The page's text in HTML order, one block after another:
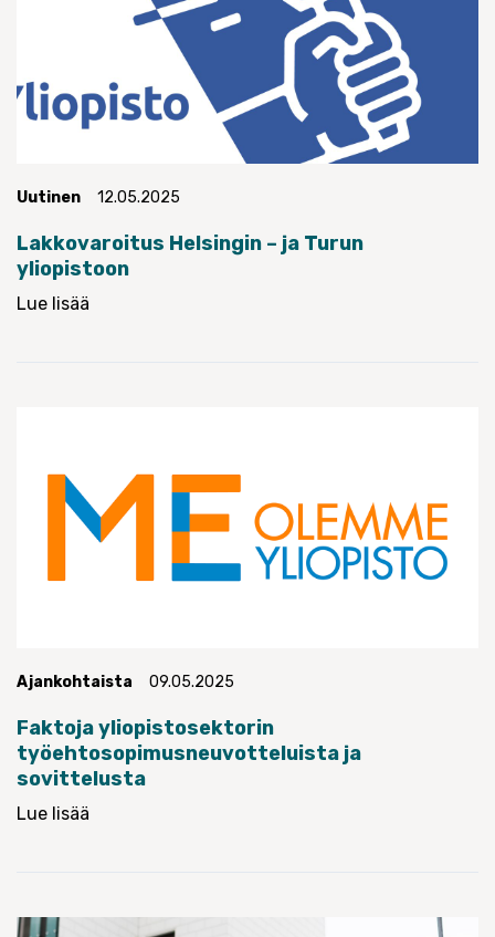
Uutinen 12.05.2025
Lakkovaroitus Helsingin – ja Turun
yliopistoon
Lue lisää
Ajankohtaista 09.05.2025
Faktoja yliopistosektorin
työehtosopimusneuvotteluista ja
sovittelusta
Lue lisää